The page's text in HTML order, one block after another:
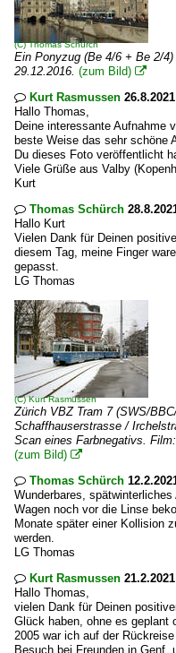
(C)Thomas Schürch
Ein Ponyzug (Be 4/6 + Be 2/
29.12.2016. (zum Bild) 
 Kurt Rasmussen
Hallo Thomas,
Deine interessante Aufnahme
beste Weise das sehr schöne
Du dieses Foto veröffentlicht
Viele Grüße aus Valby
Kurt
 Thomas Schürch
Hallo Kurt
Vielen Dank für Deinen
diesem Tag, meine Finger
gepasst.
LG Thomas
(C)Kurt Rasmussen
Zürich VBZ Tram 7 (SWS/
Schaffhauserstrasse /
Scan eines Farbnegativs.
(zum Bild) 
 Thomas Schürch
Wunderbares,
Wagen noch vor die Linse
Monate später einer Kollision
werden.
LG Thomas
 Kurt Rasmussen
Hallo Thomas,
vielen Dank für Deinen
Glück haben, ohne es geplant
2005 war ich auf der
Besuch bei Freunden in Genf,